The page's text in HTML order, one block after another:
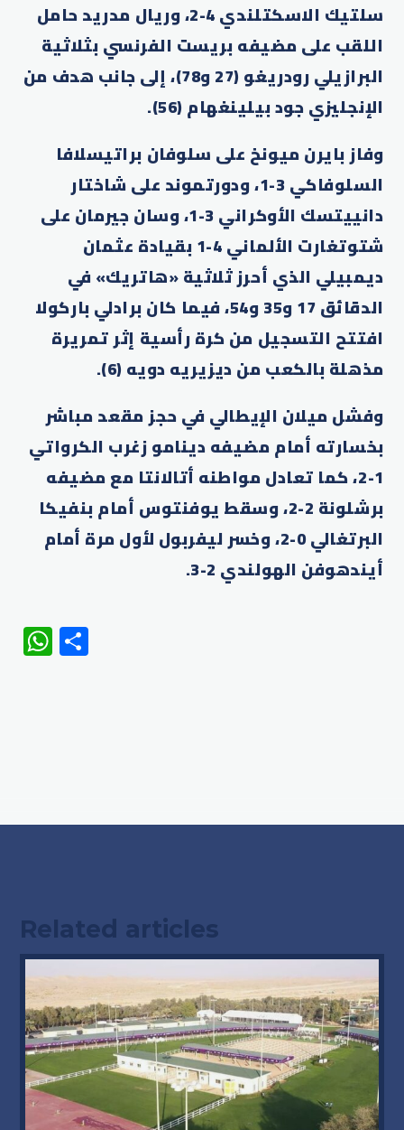
سلتيك الاسكتلندي 4-2، وريال مدريد حامل
اللقب على مضيفه بريست الفرنسي بثلاثية
البرازيلي رودريغو (27 و78)، إلى جانب هدف من
الإنجليزي جود بيلينغهام (56).
وفاز بايرن ميونخ على سلوفان براتيسلافا
السلوفاكي 3-1، ودورتموند على شاختار
دانييتسك الأوكراني 3-1، وسان جيرمان على
شتوتغارت الألماني 4-1 بقيادة عثمان
ديمبيلي الذي أحرز ثلاثية «هاتريك» في
الدقائق 17 و35 و54، فيما كان برادلي باركولا
افتتح التسجيل من كرة رأسية إثر تمريرة
مذهلة بالكعب من ديزيريه دويه (6).
وفشل ميلان الإيطالي في حجز مقعد مباشر
بخسارته أمام مضيفه دينامو زغرب الكرواتي
1-2، كما تعادل مواطنه أتالانتا مع مضيفه
برشلونة 2-2، وسقط يوفنتوس أمام بنفيكا
البرتغالي 0-2، وخسر ليفربول لأول مرة أمام
أيندهوفن الهولندي 2-3.
WhatsApp
Related articles